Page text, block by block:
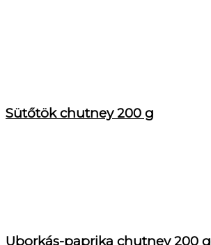
Sütőtök chutney 200 g
Uborkás-paprika chutney 200 g